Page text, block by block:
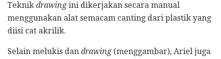
Teknik drawingini dikerjakan secara manual
menggunakan alat semacam canting dari plastik yang
diisi cat akrilik.
Selain melukis dan drawing(menggambar), Ariel juga